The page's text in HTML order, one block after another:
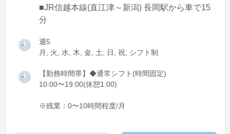
■JR信越本線(直江津～新潟) 長岡駅から車で15
分
週5
月, 火, 水, 木, 金, 土, 日, 祝, シフト制
【勤務時間帯】◆通常シフト(時間固定)
10:00〜19:00(休憩1:00)
※残業：0〜10時間程度/月